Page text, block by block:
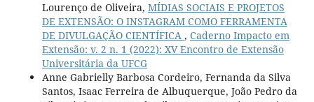
Lourenço de Oliveira, MÍDIAS SOCIAIS E PROJETOS
DE EXTENSÃO: O INSTAGRAM COMO FERRAMENTA
DE DIVULGAÇÃO CIENTÍFICA , Caderno Impacto em
Extensão: v. 2 n. 1 (2022): XV Encontro de Extensão
Universitária da UFCG
Anne Gabrielly Barbosa Cordeiro, Fernanda da Silva
Santos, Isaac Ferreira de Albuquerque, João Pedro da